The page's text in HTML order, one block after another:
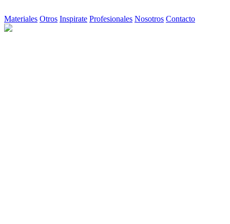
Materiales Otros Inspirate Profesionales Nosotros Contacto